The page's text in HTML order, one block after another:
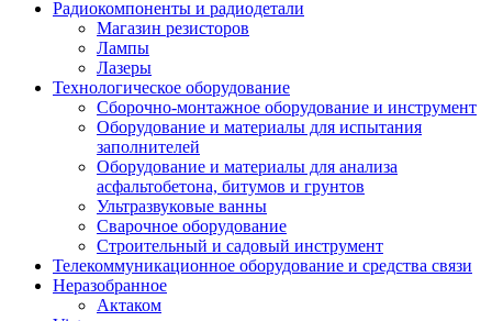
Радиокомпоненты и радиодетали
Магазин резисторов
Лампы
Лазеры
Технологическое оборудование
Сборочно-монтажное оборудование и инструмент
Оборудование и материалы для испытания
заполнителей
Оборудование и материалы для анализа
асфальтобетона, битумов и грунтов
Ультразвуковые ванны
Сварочное оборудование
Строительный и садовый инструмент
Телекоммуникационное оборудование и средства связи
Неразобранное
Актаком